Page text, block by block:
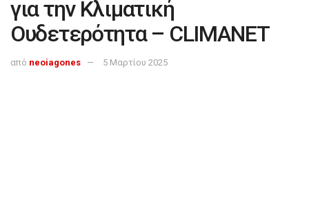
για την Κλιματική
Ουδετερότητα – CLIMANET
από neoiagones 5 Μαρτίου 2025